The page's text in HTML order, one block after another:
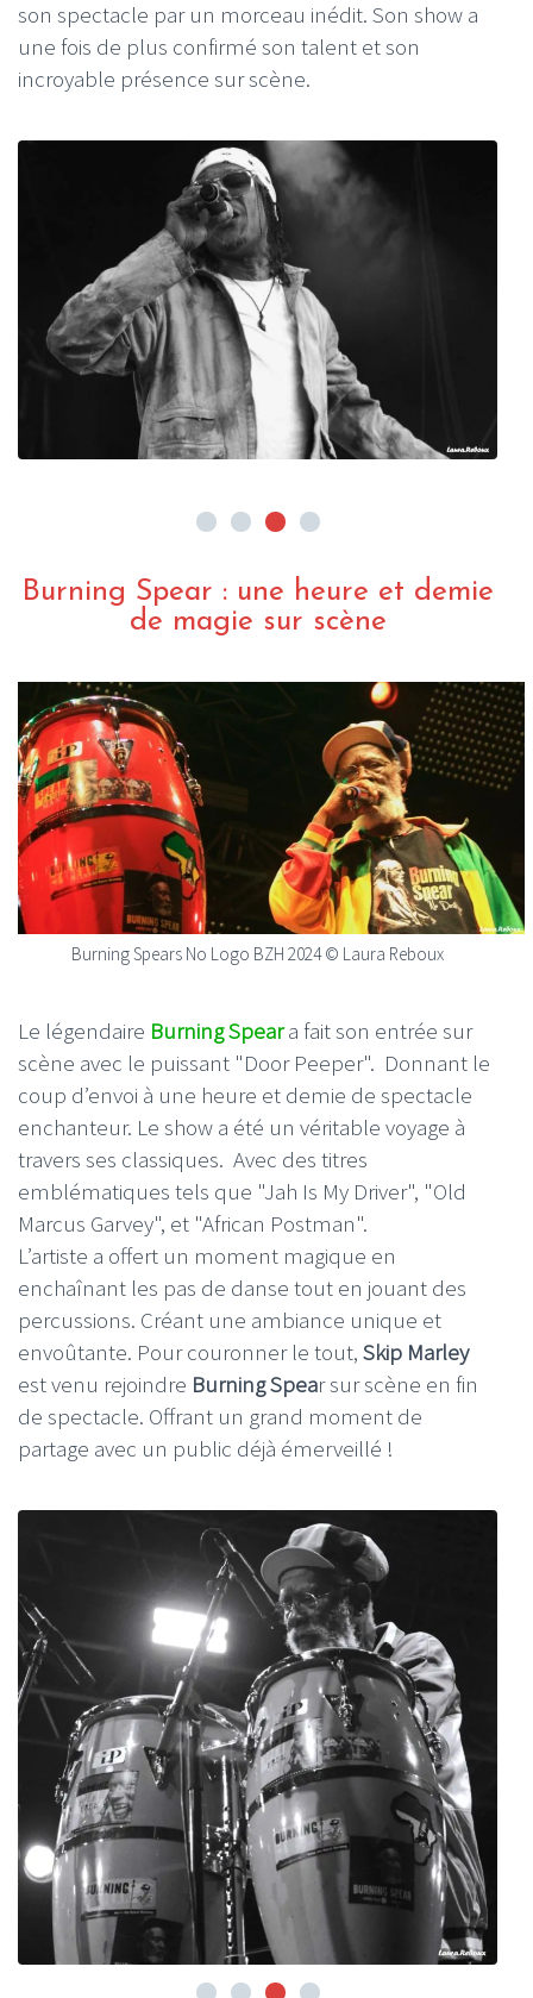
son spectacle par un morceau inédit. Son show a
une fois de plus confirmé son talent et son
incroyable présence sur scène.
Burning Spear : une heure et demie
de magie sur scène
Burning Spears No Logo BZH 2024 © Laura Reboux
Le légendaire Burning Speara fait son entrée sur
scène avec le puissant "Door Peeper". Donnant le
coup d’envoi à une heure et demie de spectacle
enchanteur. Le show a été un véritable voyage à
travers ses classiques. Avec des titres
emblématiques tels que "Jah Is My Driver", "Old
Marcus Garvey", et "African Postman".
L’artiste a offert un moment magique en
enchaînant les pas de danse tout en jouant des
percussions. Créant une ambiance unique et
envoûtante. Pour couronner le tout, Skip Marley
est venu rejoindre Burning Spear sur scène en fin
de spectacle. Offrant un grand moment de
partage avec un public déjà émerveillé !